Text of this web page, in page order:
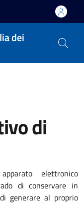
dei
di
elettronico
di conservare in
generare al proprio